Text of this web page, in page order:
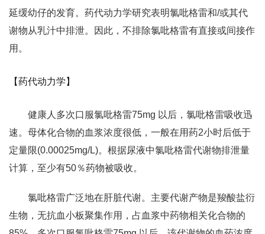
延缓幼仔的发育。药代动力学研究表明氯吡格雷和/或其代
谢物从乳汁中排泄。因此，不排除氯吡格雷有直接或间接作
用。
【药代动力学】
健康人多次口服氯吡格雷75mg 以后，氯吡格雷吸收迅
速。母体化合物的血浆浓度很低，一般在用药2小时后低于
定量限(0.00025mg/L)。根据尿液中氯吡格雷代谢物排泄量
计算，至少有50％药物被吸收。
氯吡格雷广泛地在肝脏代谢。主要代谢产物是羧酸盐衍
生物，无抗血小板聚集作用，占血浆中药物相关化合物的